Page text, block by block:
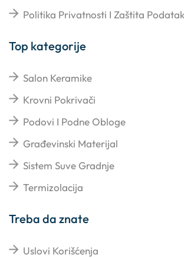
Politika Privatnosti I Zaštita
Top kategorije
Salon Keramike
Krovni Pokrivači
Podovi I Podne Obloge
Građevinski Materijal
Sistem Suve Gradnje
Termizolacija
Treba da znate
Uslovi Korišćenja